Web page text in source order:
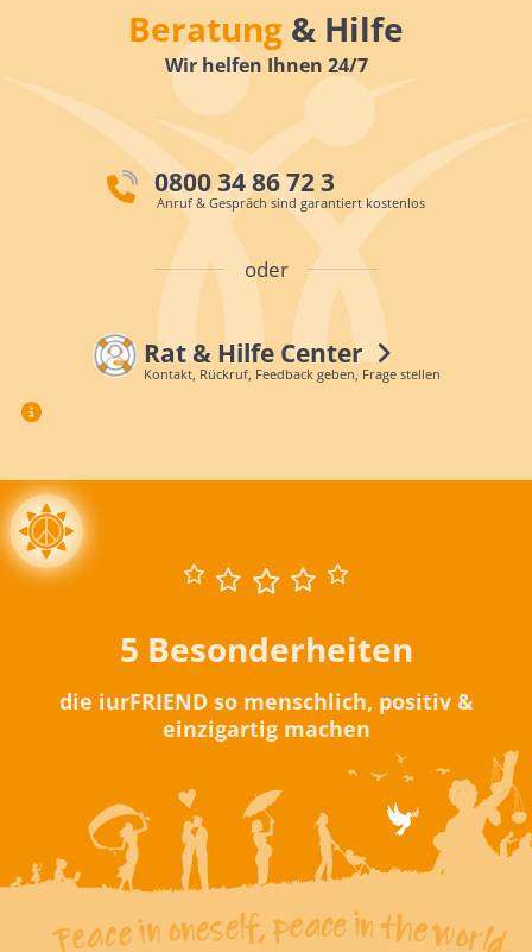
Beratung & Hilfe
Wir helfen Ihnen 24/7
0800 34 86 72 3
Anruf & Gespräch sind garantiert kostenlos
oder
Rat & Hilfe Center
Kontakt, Rückruf, Feedback geben, Frage stellen
5 Besonderheiten
die iurFRIEND so menschlich, positiv &
einzigartig machen